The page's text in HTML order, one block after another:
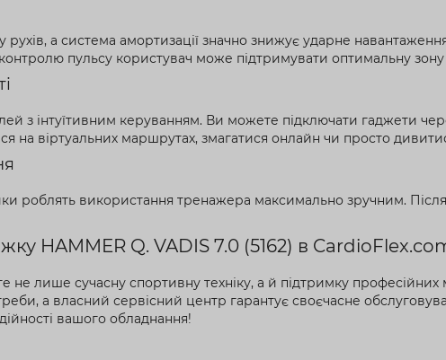
а система амортизації значно знижує ударне
пульсу користувач може підтримувати оптимальну
з інтуїтивним керуванням. Ви можете підключати гаджети
на віртуальних маршрутах, змагатися онлайн чи просто
роблять використання тренажера максимально зручним.
HAMMER Q. VADIS 7.0 (5162) в
не лише сучасну спортивну техніку, а й підтримку
а власний сервісний центр гарантує своєчасне
вашого обладнання!